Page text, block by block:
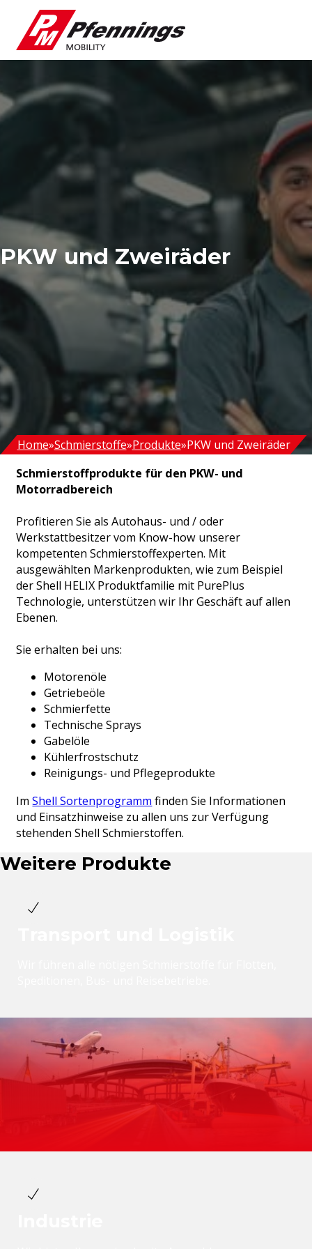
PKW und Zweiräder
Home Schmierstoffe Produkte PKW und Zweiräder
Schmierstoffprodukte für den PKW- und
Motorradbereich
Profitieren Sie als Autohaus- und / oder
Werkstattbesitzer vom Know-how unserer
kompetenten Schmierstoffexperten. Mit
ausgewählten Markenprodukten, wie zum Beispiel
der Shell HELIX Produktfamilie mit PurePlus
Technologie, unterstützen wir Ihr Geschäft auf allen
Ebenen.
Sie erhalten bei uns:
Motorenöle
Getriebeöle
Schmierfette
Technische Sprays
Gabelöle
Kühlerfrostschutz
Reinigungs- und Pflegeprodukte
ImShell Sortenprogramm finden Sie Informationen
und Einsatzhinweise zu allen uns zur Verfügung
stehenden Shell Schmierstoffen.
Weitere Produkte